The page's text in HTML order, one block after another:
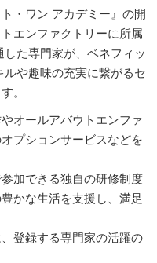
・ワン アカデミー』の開
エンファクトリーに所属
た専門家が、ベネフィッ
ルや趣味の充実に繋がるセ
。
オールアバウトエンファ
プションサービスなどを
加できる独自の研修制度
かな生活を支援し、満足
登録する専門家の活躍の